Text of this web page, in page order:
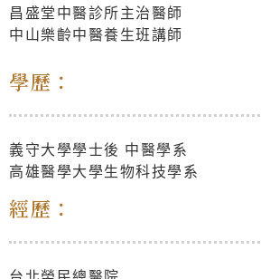
昌盛堂中醫診所主治醫師
中山樂齡中醫養生班講師
學歷：
義守大學學士後 中醫學系
高雄醫學大學生物科技學系
經歷：